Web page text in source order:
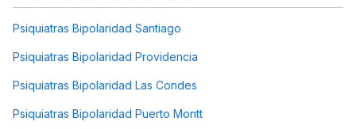
Psiquiatras Bipolaridad Santiago
Psiquiatras Bipolaridad Providencia
Psiquiatras Bipolaridad Las Condes
Psiquiatras Bipolaridad Puerto Montt